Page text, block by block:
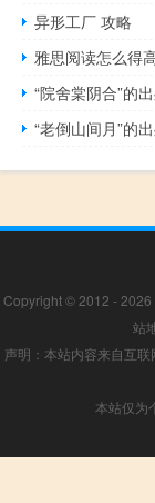
异形工厂 攻略
雅思阅读怎么得
“院舍棠阴合”的
“老倒山间月”的
Copyright © 2012 - 2026
站
声明：本站内容来自互
本站仅为